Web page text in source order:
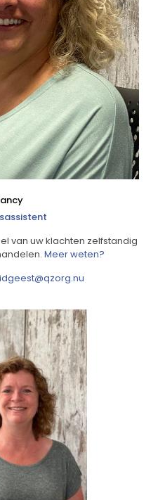
van uw klachten zelfstandig
Meer weten?